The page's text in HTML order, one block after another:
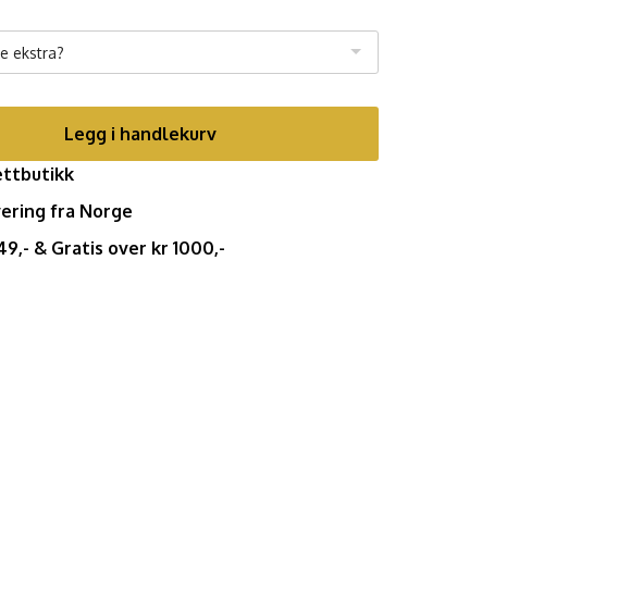
ekstra?
Legg i handlekurv
fra Norge
& Gratis over kr 1000,-